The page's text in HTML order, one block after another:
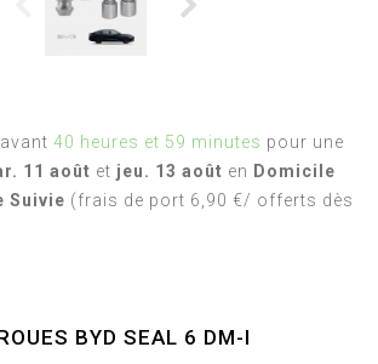
40 heures et 59 minutes pour une
11 août et jeu. 13 août en Domicile
Suivie (frais de port 6,90 €/ offerts dès
BYD SEAL 6 DM-I